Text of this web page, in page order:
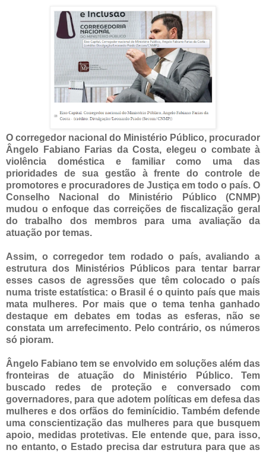
O corregedor nacional do Ministério Público, procurador
Ângelo Fabiano Farias da Costa, elegeu o combate à
violência doméstica e familiar como uma das
prioridades de sua gestão à frente do controle de
promotores e procuradores de Justiça em todo o país. O
Conselho Nacional do Ministério Público (CNMP)
mudou o enfoque das correições de fiscalização geral
do trabalho dos membros para uma avaliação da
atuação por temas.
Assim, o corregedor tem rodado o país, avaliando a
estrutura dos Ministérios Públicos para tentar barrar
esses casos de agressões que têm colocado o país
numa triste estatística: o Brasil é o quinto país que mais
mata mulheres. Por mais que o tema tenha ganhado
destaque em debates em todas as esferas, não se
constata um arrefecimento. Pelo contrário, os números
só pioram.
Ângelo Fabiano tem se envolvido em soluções além das
fronteiras de atuação do Ministério Público. Tem
buscado redes de proteção e conversado com
governadores, para que adotem políticas em defesa das
mulheres e dos orfãos do feminícidio. Também defende
uma conscientização das mulheres para que busquem
apoio, medidas protetivas. Ele entende que, para isso,
no entanto, o Estado precisa dar estrutura para que as